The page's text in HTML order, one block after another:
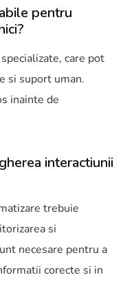
pentru
care pot
si suport uman.
inainte de
interactiunii
trebuie
si
necesare pentru a
corecte si in